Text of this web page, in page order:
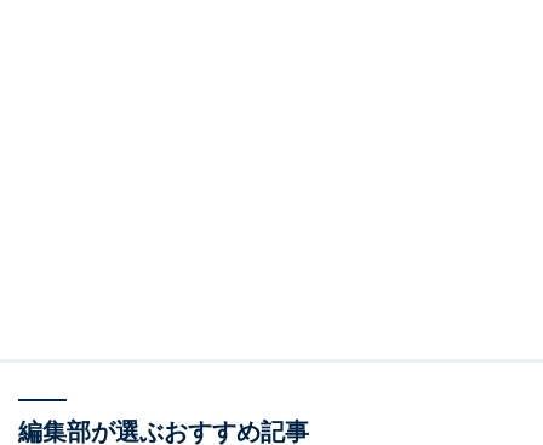
編集部が選ぶおすすめ記事